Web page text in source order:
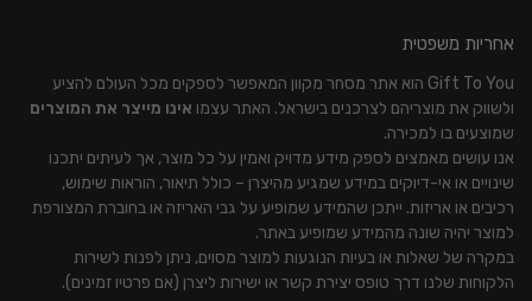
אחריות משפטית
Gift To You הוא אתר מסחר מקוון המאפשר לספקים מכל העולם להציע
ולשווק את מוצריהם לצרכנים בישראל. האתר עצמו אינו מייצר את המוצרים
שמוצעים בו למכירה.
אנו עושים מאמצים לספק מידע מדויק ואמין על כל מוצר, אך לעיתים יתכנו
שינויים או אי-דיוקים במידע שמגיע מהיצרן – כולל תיאור, הוראות שימוש,
רכיבים או אריזות. ייתכן שהמידע שמופיע על גבי האריזה או בחוברת המצורפת
למוצר יהיה שונה מהמידע שמופיע באתר.
במקרה של שאלות או בעיות הנוגעות למוצר מסוים, ניתן לפנות לשירות
הלקוחות שלנו דרך טופס יצירת קשר או ישירות ליצרן (אם פרטיו זמינים).